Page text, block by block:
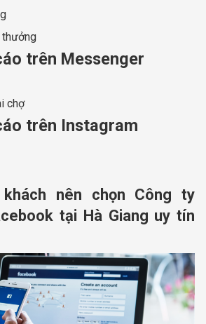
trên Messenger
chợ
trên Instagram
nên chọn Công ty
tại Hà Giang uy tín